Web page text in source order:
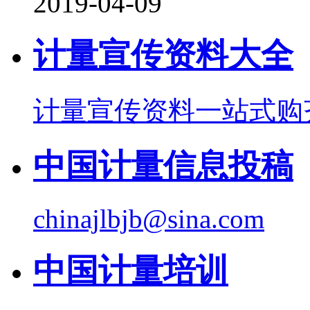
计量宣传资料大全
计量宣传资料一站式购
中国计量信息投稿
chinajlbjb@sina.com
中国计量培训